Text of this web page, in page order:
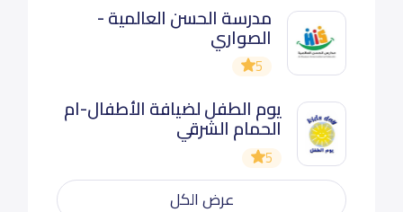
مدرسة الحسن العالمية -
الصواري
5
يوم الطفل لضيافة الأطفال-ام
الحمام الشرقي
5
عرض الكل